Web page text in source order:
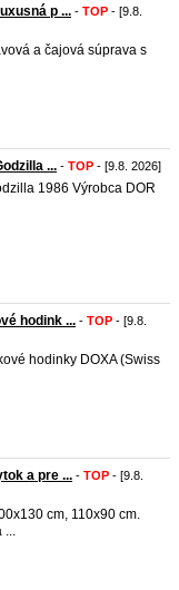
p ... - TOP - [9.8.
a čajová súprava s
... - TOP - [9.8. 2026]
1986 Výrobca DOR
hodink ... - TOP - [9.8.
hodinky DOXA (Swiss
a pre ... - TOP - [9.8.
cm, 110x90 cm.
...